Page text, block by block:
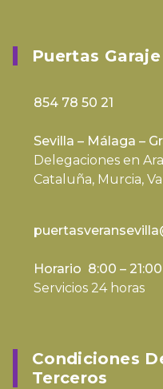
Puertas
854 78 50 21
Sevilla – Málaga –
Delegaciones en
Cataluña, Murcia,
Horario 8:00 – 21:00
Servicios 24 horas
Condiciones
Terceros